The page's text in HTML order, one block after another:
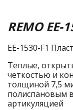
REMO EE-
EE-1530-F1
Теплые,
четкостью и
толщиной 7,5
полиспановым
артикуляцией